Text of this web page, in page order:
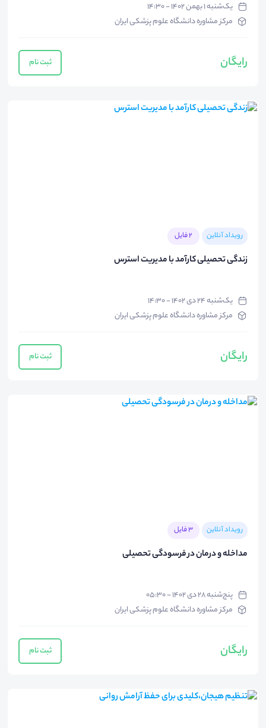
یک‌شنبه ۱ بهمن ۱۴۰۲ - ۱۴:۳۰
مرکز مشاوره دانشگاه علوم پزشکی ایران
رایگان ثبت نام
رویداد آنلاین 2 فایل
زندگی تحصیلی کارآمد با مدیریت استرس
یک‌شنبه ۲۴ دی ۱۴۰۲ - ۱۴:۳۰
مرکز مشاوره دانشگاه علوم پزشکی ایران
رایگان ثبت نام
رویداد آنلاین 3 فایل
مداخله و درمان در فرسودگی تحصیلی
پنج‌شنبه ۲۸ دی ۱۴۰۲ - ۰۵:۳۰
مرکز مشاوره دانشگاه علوم پزشکی ایران
رایگان ثبت نام